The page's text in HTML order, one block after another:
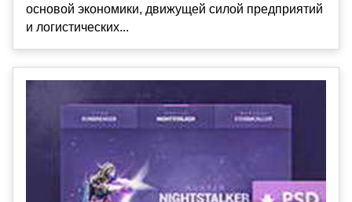
основой экономики, движущей силой предприятий
и логистических...